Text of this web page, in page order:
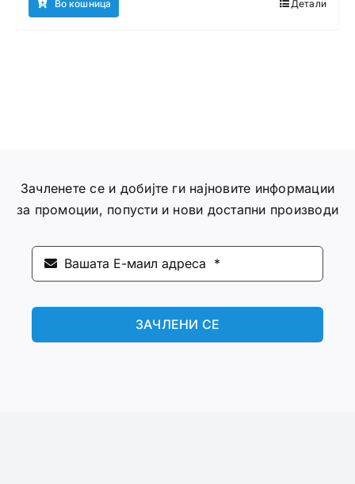
Во кошница Детали
Зачленете се и добијте ги најновите информации
за промоции, попусти и нови достапни производи
ЗАЧЛЕНИ СЕ